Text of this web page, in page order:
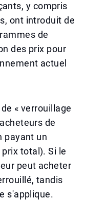
y compris
ont introduit de
de
des prix pour
actuel
« verrouillage
de
payant un
total). Si le
peut acheter
tandis
s'applique.